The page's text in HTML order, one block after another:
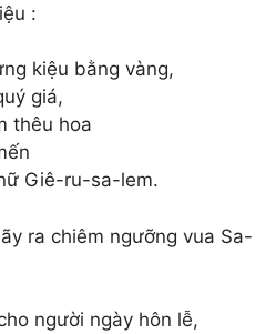
:
kiệu bằng vàng,
giá,
thêu hoa
Giê-ru-sa-lem.
ra chiêm ngưỡng vua Sa-
người ngày hôn lễ,